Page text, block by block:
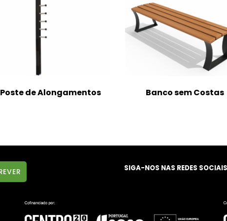
Poste de Alongamentos Banco sem Costas
SIGA-NOS NAS REDES SOCIAIS